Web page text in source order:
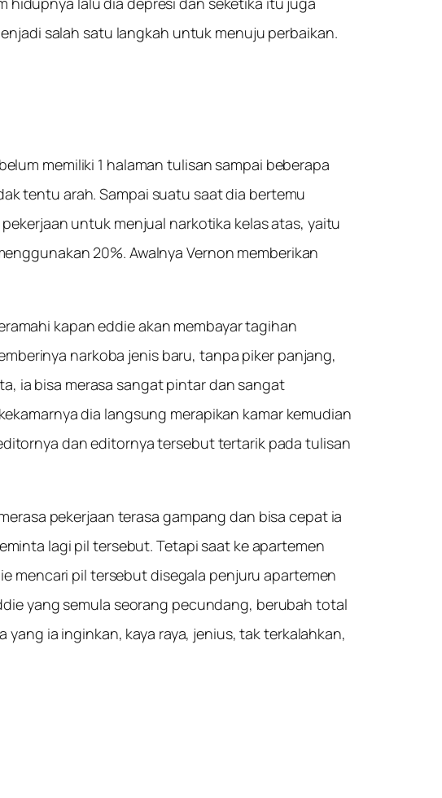
salah satu langkah untuk menuju perbaikan.
memiliki 1 halaman tulisan sampai beberapa
tentu arah. Sampai suatu saat dia bertemu
untuk menjual narkotika kelas atas, yaitu
20%. Awalnya Vernon memberikan
kapan eddie akan membayar tagihan
narkoba jenis baru, tanpa piker panjang,
ia bisa merasa sangat pintar dan sangat
dia langsung merapikan kamar kemudian
dan editornya tersebut tertarik pada tulisan
pekerjaan terasa gampang dan bisa cepat ia
lagi pil tersebut. Tetapi saat ke apartemen
mencari pil tersebut disegala penjuru apartemen
yang semula seorang pecundang, berubah total
ia inginkan, kaya raya, jenius, tak terkalahkan,